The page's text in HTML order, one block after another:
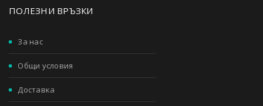
ПОЛЕЗНИ ВРЪЗКИ
За нас
Общи условия
Доставка